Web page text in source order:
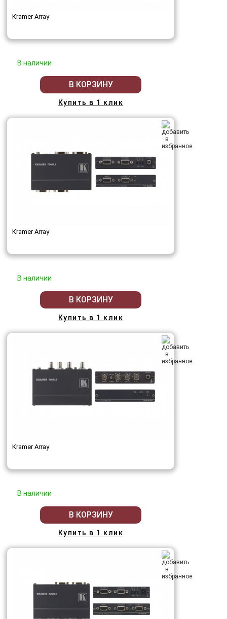
Kramer Array
В наличии
В КОРЗИНУ
Купить в 1 клик
Kramer Array
В наличии
В КОРЗИНУ
Купить в 1 клик
Kramer Array
В наличии
В КОРЗИНУ
Купить в 1 клик